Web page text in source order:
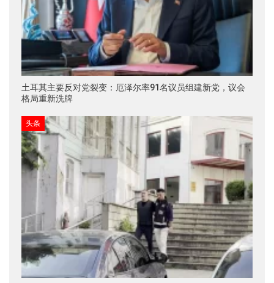
土耳其主要反对党裂变：厄泽尔率91名议员组建新党，议会
格局重新洗牌
头条